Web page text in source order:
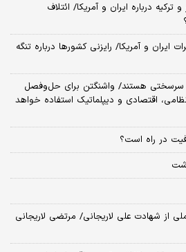
ترکیه درباره ایران و آمریکا/ ائتلاف
ایران و آمریکا/ رایزنی کشورها درباره تنگه
سرسختی هستند/ واشنگتن برای حل‌وفصل
اقتصادی و دیپلماتیک استفاده خواهد
در راه است؟
از شهادت علی لاریجانی/ مرتضی لاریجانی